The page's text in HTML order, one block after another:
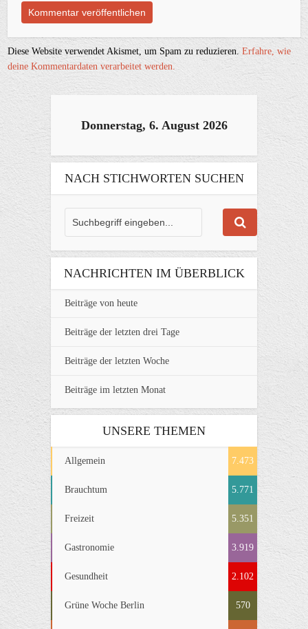
Diese Website verwendet Akismet, um Spam zu reduzieren.Erfahre, wie
deine Kommentardaten verarbeitet werden.
Donnerstag, 6. August 2026
NACH STICHWORTEN SUCHEN
NACHRICHTEN IM ÜBERBLICK
Beiträge von heute
Beiträge der letzten drei Tage
Beiträge der letzten Woche
Beiträge im letzten Monat
UNSERE THEMEN
Allgemein 7.473
Brauchtum 5.771
Freizeit 5.351
Gastronomie 3.919
Gesundheit 2.102
Grüne Woche Berlin 570